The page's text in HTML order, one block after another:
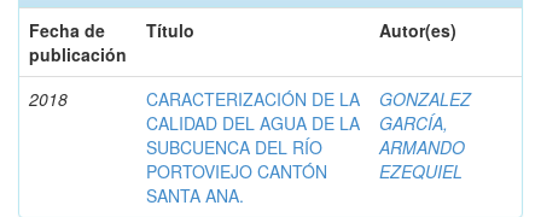
Fecha de
publicación
Título Autor(es)
2018
CARACTERIZACIÓN DE LA
CALIDAD DEL AGUA DE LA
SUBCUENCA DEL RÍO
PORTOVIEJO CANTÓN
SANTA ANA.
GONZALEZ
GARCÍA,
ARMANDO
EZEQUIEL